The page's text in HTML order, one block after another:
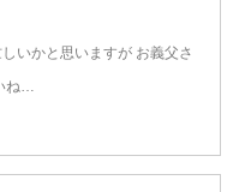
いかと思いますが お義父さ
ね…